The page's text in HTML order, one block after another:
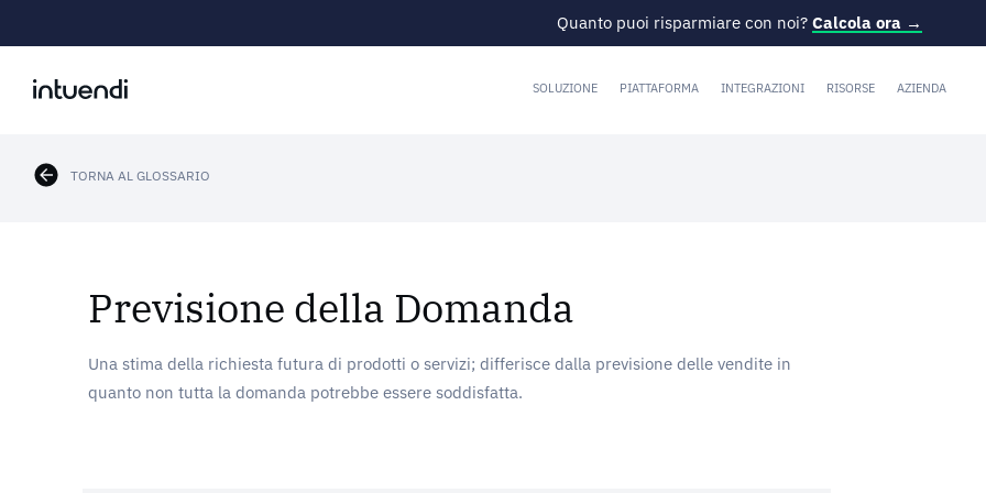
Quanto puoi risparmiare con noi? Calcola ora →
SOLUZIONE PIATTAFORMA INTEGRAZIONI RISORSE AZIENDA
TORNA AL GLOSSARIO
Previsione della Domanda
Una stima della richiesta futura di prodotti o servizi; differisce dalla previsione delle vendite in
quanto non tutta la domanda potrebbe essere soddisfatta.